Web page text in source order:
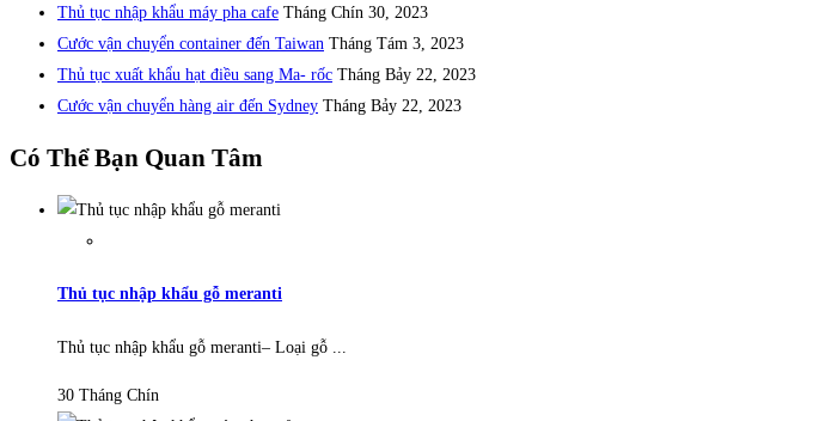
Thủ tục nhập khẩu máy pha cafe Tháng Chín 30, 2023
Cước vận chuyển container đến Taiwan Tháng Tám 3, 2023
Thủ tục xuất khẩu hạt điều sang Ma- rốc Tháng Bảy 22, 2023
Cước vận chuyển hàng air đến Sydney Tháng Bảy 22, 2023
Có Thể Bạn Quan Tâm
Thủ tục nhập khẩu gỗ meranti
Thủ tục nhập khẩu gỗ meranti– Loại gỗ ...
30 Tháng Chín